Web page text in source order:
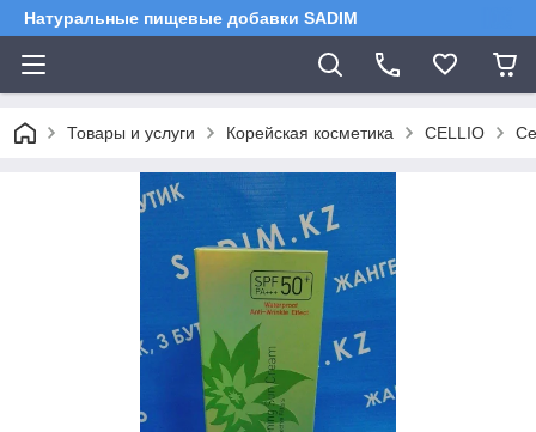
Натуральные пищевые добавки SADIM
Товары и услуги Корейская косметика CELLIO